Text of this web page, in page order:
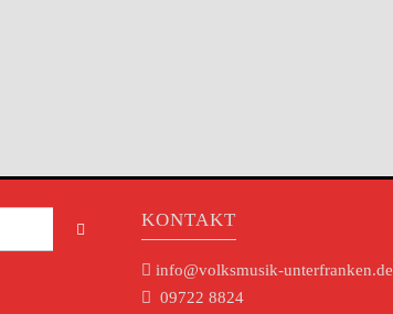
KONTAKT
info@volksmusik-unterfranken.de
09722 8824